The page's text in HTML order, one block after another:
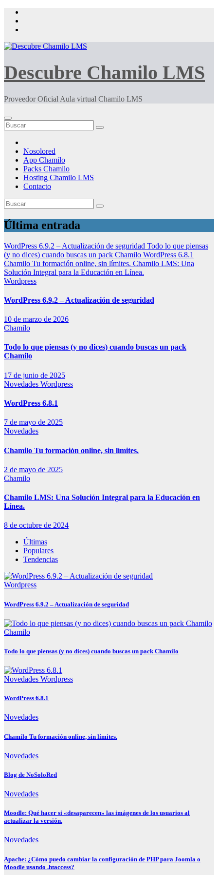
Saltar
contenido
Descubre Chamilo LMS
Proveedor Oficial Aula virtual Chamilo LMS
Nosolored
App Chamilo
Packs Chamilo
Hosting Chamilo LMS
Contacto
Última entrada
WordPress 6.9.2 – Actualización de seguridad Todo lo que piensas
(y no dices) cuando buscas un pack Chamilo WordPress 6.8.1
Chamilo Tu formación online, sin límites. Chamilo LMS: Una
Solución Integral para la Educación en Línea.
Wordpress
WordPress 6.9.2 – Actualización de seguridad
10 de marzo de 2026
Chamilo
Todo lo que piensas (y no dices) cuando buscas un pack
Chamilo
17 de junio de 2025
Novedades Wordpress
WordPress 6.8.1
7 de mayo de 2025
Novedades
Chamilo Tu formación online, sin límites.
2 de mayo de 2025
Chamilo
Chamilo LMS: Una Solución Integral para la Educación en
Línea.
8 de octubre de 2024
Últimas
Populares
Tendencias
Wordpress
WordPress 6.9.2 – Actualización de seguridad
Chamilo
Todo lo que piensas (y no dices) cuando buscas un pack Chamilo
Novedades Wordpress
WordPress 6.8.1
Novedades
Chamilo Tu formación online, sin límites.
Novedades
Blog de NoSoloRed
Novedades
Moodle: Qué hacer si «desaparecen» las imágenes de los usuarios al
actualizar la versión.
Novedades
Apache: ¿Cómo puedo cambiar la configuración de PHP para Joomla o
Moodle usando .htaccess?